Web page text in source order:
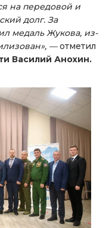
на передовой и
долг. За
медаль Жукова, из-
—отметил
Василий Анохин.